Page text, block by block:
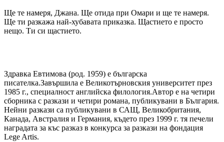
Ще те намеря, Джана. Ще отида при Омари и ще те намеря.
Ще ти разкажа най-хубавата приказка. Щастието е просто
нещо. Ти си щастието.
Здравка Евтимова (род. 1959) е българска
писателка.Завършила е Великотърновския университет през
1985 г., специалност английска филология.Автор е на четири
сборника с разкази и четири романа, публикувани в България.
Нейни разкази са публикувани в САЩ, Великобритания,
Канада, Австралия и Германия, където през 1999 г. тя печели
наградата за къс разказ в конкурса за разкази на фондация
Lege Artis.